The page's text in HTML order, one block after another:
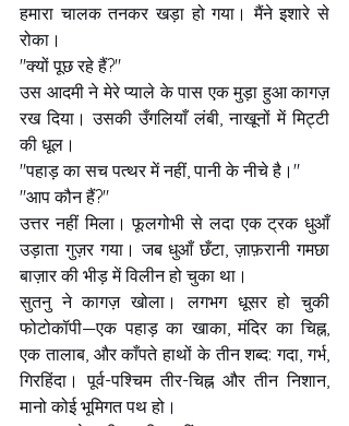
हमारा चालक तनकर खड़ा हो गया। मैंने इशारे से
रोका।
"क्यों पूछ रहे हैं?"
उस आदमी ने मेरे प्याले के पास एक मुड़ा हुआ कागज़
रख दिया। उसकी उँगलियाँ लंबी, नाखूनों में मिट्टी
की धूल।
"पहाड़ का सच पत्थर में नहीं, पानी के नीचे है।"
"आप कौन हैं?"
उत्तर नहीं मिला। फूलगोभी से लदा एक ट्रक धुआँ
उड़ाता गुज़र गया। जब धुआँ छँटा, ज़ाफ़रानी गमछा
बाज़ार की भीड़ में विलीन हो चुका था।
सुतनु ने कागज़ खोला। लगभग धूसर हो चुकी
फोटोकॉपी—एक पहाड़ का खाका, मंदिर का चिह्न,
एक तालाब, और काँपते हाथों के तीन शब्द: गदा, गर्भ,
गिरहिंदा। पूर्व-पश्चिम तीर-चिह्न और तीन निशान,
मानो कोई भूमिगत पथ हो।